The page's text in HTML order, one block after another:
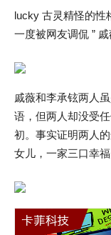
lucky 古灵精怪的性
一度被网友调侃 ”
戚薇和李承铉两人
语，但两人却没受
初。事实证明两人
女儿，一家三口幸